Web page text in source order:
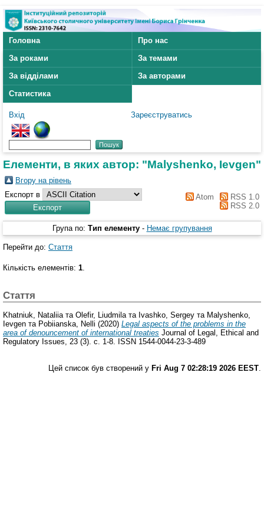
Головна
Про нас
За роками
За темами
За відділами
За авторами
Статистика
Вхід Зареєструватись
Елементи, в яких автор: "Malyshenko, Ievgen"
Вгору на рівень
Експорт в
Atom
RSS 1.0
RSS 2.0
Група по: Тип елементу - Немає групування
Перейти до: Стаття
Кількість елементів: 1.
Стаття
Khatniuk, Nataliia та Olefir, Liudmila та Ivashko, Sergey та Malyshenko,
Ievgen та Pobiianska, Nelli (2020) Legal aspects of the problems in the
area of denouncement of international treaties Journal of Legal, Ethical and
Regulatory Issues, 23 (3). с. 1-8. ISSN 1544-0044-23-3-489
Цей список був створений у Fri Aug 7 02:28:19 2026 EEST